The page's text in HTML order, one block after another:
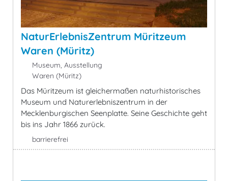
NaturErlebnisZentrum Müritzeum
Waren (Müritz)
Museum, Ausstellung
Waren (Müritz)
Das Müritzeum ist gleichermaßen naturhistorisches
Museum und Naturerlebniszentrum in der
Mecklenburgischen Seenplatte. Seine Geschichte geht
bis ins Jahr 1866 zurück.
barrierefrei